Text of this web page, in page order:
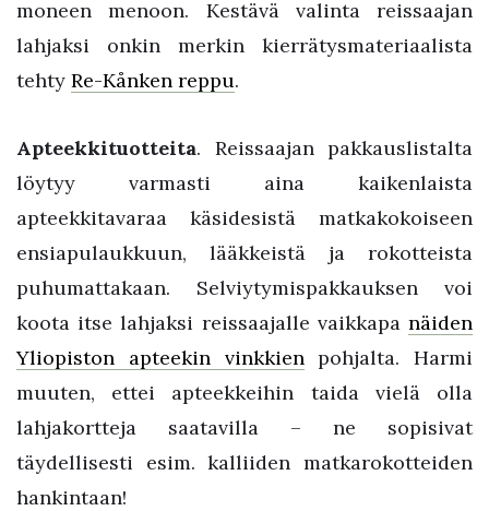
moneen menoon. Kestävä valinta reissaajan
lahjaksi onkin merkin kierrätysmateriaalista
tehty Re-Kånken reppu.
Apteekkituotteita. Reissaajan pakkauslistalta
löytyy varmasti aina kaikenlaista
apteekkitavaraa käsidesistä matkakokoiseen
ensiapulaukkuun, lääkkeistä ja rokotteista
puhumattakaan. Selviytymispakkauksen voi
koota itse lahjaksi reissaajalle vaikkapa näiden
Yliopiston apteekin vinkkien pohjalta. Harmi
muuten, ettei apteekkeihin taida vielä olla
lahjakortteja saatavilla – ne sopisivat
täydellisesti esim. kalliiden matkarokotteiden
hankintaan!